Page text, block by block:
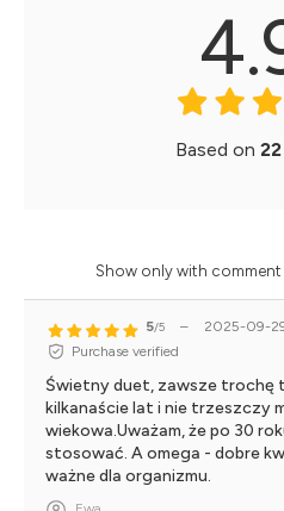
Based on
Show only with comment
5/5 –
2025-09-
Purchase verified
Świetny duet, zawsze trochę
kilkanaście lat i nie trzeszczy
wiekowa.Uważam, że po 30
stosować. A omega - dobre
ważne dla organizmu.